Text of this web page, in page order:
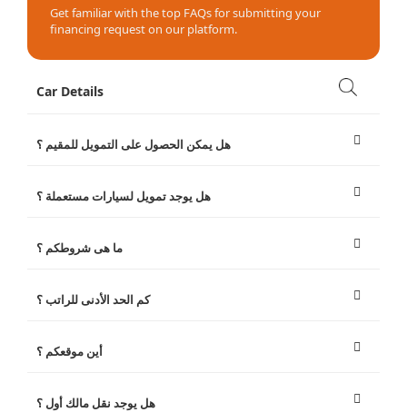
Get familiar with the top FAQs for submitting your
financing request on our platform.
Car Details
هل يمكن الحصول على التمويل للمقيم ؟
هل يوجد تمويل لسيارات مستعملة ؟
ما هى شروطكم ؟
كم الحد الأدنى للراتب ؟
أين موقعكم ؟
هل يوجد نقل مالك أول ؟